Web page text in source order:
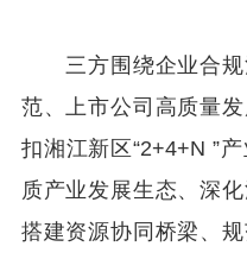
三方围绕企业合规
范、上市公司高质量
扣湘江新区“2+4+N ”
质产业发展生态、深
搭建资源协同桥梁、